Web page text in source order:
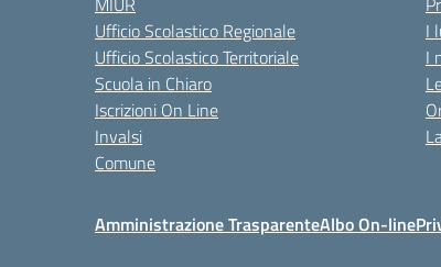
Ufficio Scolastico Regionale
Ufficio Scolastico Territoriale
Scuola in Chiaro
Iscrizioni On Line
Invalsi
Comune
I
I
Amministrazione TrasparenteAlbo On-line